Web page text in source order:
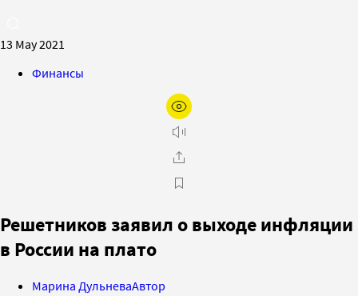
13 May 2021
Финансы
Решетников заявил о выходе инфляции
в России на плато
Марина ДульневаАвтор